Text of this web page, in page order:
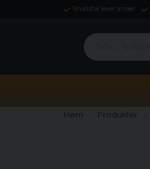
Snabba leveranser
Sök i butiken ...
Hem Produkter